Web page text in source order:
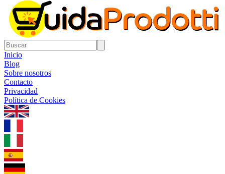
Inicio
Blog
Sobre nosotros
Contacto
Privacidad
Política de Cookies